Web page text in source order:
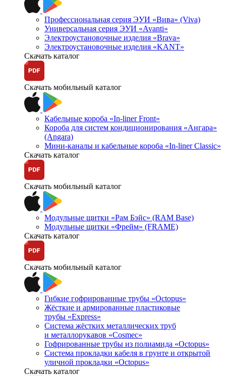
Профессиональная серия ЭУИ «Вива» (Viva)
Универсальная серия ЭУИ «Avanti»
Электроустановочные изделия «Brava»
Электроустановочные изделия «KANT»
Скачать каталог
Скачать мобильный каталог
Кабельные короба «In-liner Front»
Короба для систем кондиционирования «Ангара»
(Angara)
Мини-каналы и кабельные короба «In-liner Classic»
Скачать каталог
Скачать мобильный каталог
Модульные щитки «Рам Бэйс» (RAM Base)
Модульные щитки «Фрейм» (FRAME)
Скачать каталог
Скачать мобильный каталог
Гибкие гофрированные трубы «Octopus»
Жёсткие и армированные пластиковые
трубы «Express»
Система жёстких металлических труб
и металлорукавов «Cosmec»
Гофрированные трубы из полиамида «Octopus»
Система прокладки кабеля в грунте и открытой
уличной прокладки «Octopus»
Скачать каталог